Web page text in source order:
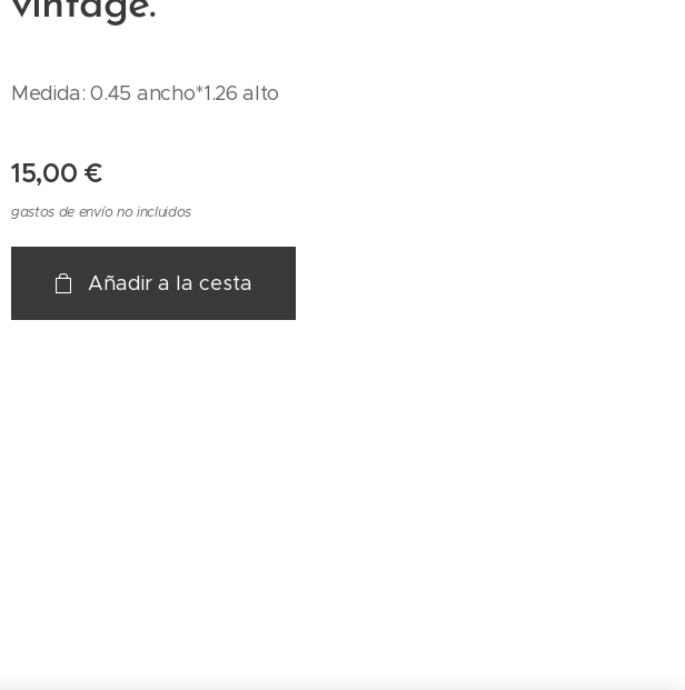
Medida: 0.45 ancho*1.26 alto
15,00 €
gastos de envío no incluidos
Añadir a la cesta